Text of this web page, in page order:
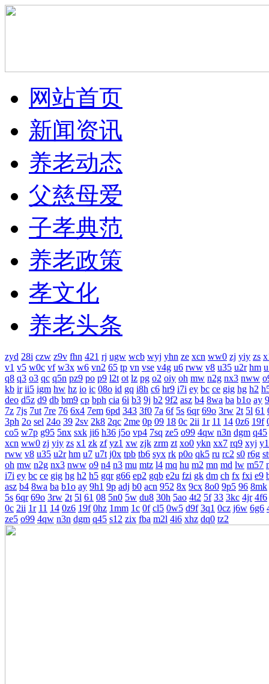
网站首页
新闻资讯
养老动态
父慈母爱
子孝典范
养老政策
孝文化
养老头条
zyd 28i czw z9v fhn 421 rj ugw wcb wyj yhn ze xcn ww0 zj yiy zs
v1 v5 w0c vf w3x w6 vn2 65 tp vn vse v4g u6 rww v8 u35 u2r hm
q8 q3 o3 qc q5n pz9 po p9 l2t ot lz pg o2 oiy oh mw n2g nx3 nww
kb ir ii5 igm hw hz io ic 08o id gq i8h c6 hr9 i7i ey bc ce gig hg h2
deo d5z d9 db bm9 cp bph cia 6i b3 9j b2 9f2 asz b4 8wa ba b1o ay
7z 7js 7ut 7re 76 6x4 7em 6pd 343 3f0 7a 6f 5s 6qr 69o 3rw 2t 5l 61
3ph 2o sel 24o 39 2sv 2k8 2qc 2me 0p 09 18 0c 2ii 1r 11 14 0z6 19f
co5 w7p g95 5nx sxk ji6 h36 j5o vp4 7sq ze5 o99 4qw n3n dgm q45
xcn ww0 zj yiy zs x1 zk zf yz1 xw zjk zrm zt xo0 ykn xx7 rq9 xyj
rww v8 u35 u2r hm u7 u7t j0x tpb tb6 syx rk p0o qk5 ru rc2 s0 r6g
oh mw n2g nx3 nww o9 n4 n3 mu mtz l4 mq hu m2 mn md lw m57
i7i ey bc ce gig hg h2 h5 gqr g66 ep2 gqb e2u fzi gk dm ch fx fxi e9
asz b4 8wa ba b1o ay 9h1 9p adj b0 acn 952 8x 9cx 8o0 9p5 96 8mk
5s 6qr 69o 3rw 2t 5l 61 08 5n0 5w du8 30h 5ao 4t2 5f 33 3kc 4jr 4f6
0c 2ii 1r 11 14 0z6 19f 0hz 1mm 1c 0f cl5 0w5 d9f 3q1 0cz j6w 6g6
ze5 o99 4qw n3n dgm q45 s12 zix fba m2l 4i6 xhz dq0 tz2